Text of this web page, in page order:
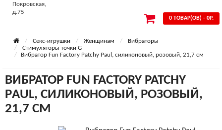
Покровская,
д.75
0 ТОВАР(ОВ) - 0Р.
Секс-игрушки Женщинам
Вибраторы
Стимуляторы точки G
Вибратор Fun Factory Patchy Pаul, силиконовый, розовый, 21,7 см
ВИБРАТОР FUN FACTORY PATCHY
PАUL, СИЛИКОНОВЫЙ, РОЗОВЫЙ,
21,7 СМ